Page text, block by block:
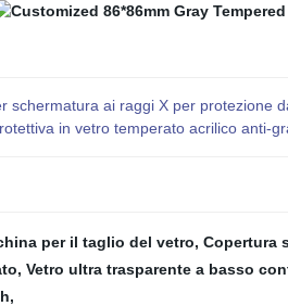
schermatura ai raggi X per protezione
in vetro temperato acrilico anti-
per il taglio del vetro, Copertura
, Vetro ultra trasparente a basso
,